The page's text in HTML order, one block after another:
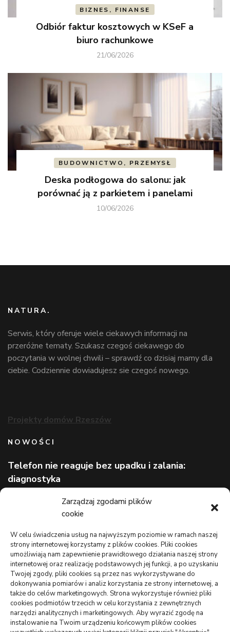
Zarządzaj zgodami plików
cookie
W celu świadczenia usług na najwyższym poziomie w ramach naszej
strony internetowej korzystamy z plików cookies. Pliki cookies
umożliwiają nam zapewnienie prawidłowego działania naszej strony
internetowej oraz realizację podstawowych jej funkcji, a po uzyskaniu
Twojej zgody, pliki cookies są przez nas wykorzystywane do
dokonywania pomiarów i analiz korzystania ze strony internetowej, a
także do celów marketingowych. Strona wykorzystuje również pliki
cookies podmiotów trzecich w celu korzystania z zewnętrznych
narzędzi analitycznych i marketingowych. Aby wyrazić zgodę na
instalowanie na Twoim urządzeniu końcowym plików cookies
BIZNES, FINANSE
Odbiór faktur kosztowych w KSeF a
biuro rachunkowe
21/06/2026
BUDOWNICTWO, PRZEMYSŁ
Deska podłogowa do salonu: jak
porównać ją z parkietem i panelami
10/06/2026
NATURA.
Serwis, który oferuje wiele ciekawych informacji na
przeróżne tematy. Szukasz czegoś ciekawego do
poczytania w wolnej chwili – sprawdź co dzisiaj mamy dla
ciebie. Codziennie dowiadujesz sie czegoś nowego.
Projekty domów Rzeszów
NOWOŚCI
Telefon nie reaguje bez upadku i zalania:
diagnostyka
Wizerunek eksperta bez rozpoznawalnej marki
Lekarz bez kolejki na wakacjach: gdzie szukać
pomocy
TO WARTO CZYTAĆ
Monitoring oferowany przez Agencję Ochrony Votum z
Bydgoszczy
Crunchysnack: spory wybór smacznych zagryzek
Jak można uniknąć dodatkowych kosztów podczas
wynajmu samochodu